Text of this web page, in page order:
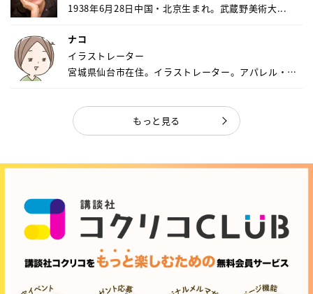
1938年6月28日中国・北京生まれ。武蔵野美術大...
ナコ
イラストレーター
宮城県仙台市在住。イラストレーター。アパレル・キ
もっと見る